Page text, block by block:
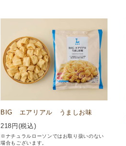
BIG エアリアル うましお味
218 円(税込)
※ナチュラルローソンではお取り扱いのない
場合もございます。